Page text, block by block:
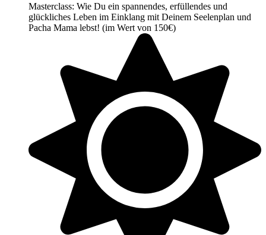
Masterclass: Wie Du ein spannendes, erfüllendes und
glückliches Leben im Einklang mit Deinem Seelenplan und
Pacha Mama lebst! (im Wert von 150€)